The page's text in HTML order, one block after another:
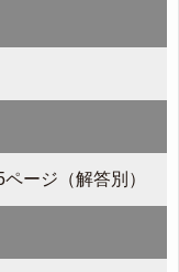
ージ（解答別）